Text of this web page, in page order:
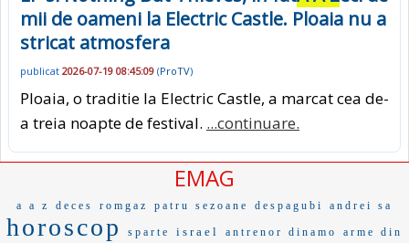
mii de oameni la Electric Castle. Ploaia nu a
stricat atmosfera
publicat 2026-07-19 08:45:09 (ProTV)
Ploaia, o traditie la Electric Castle, a marcat cea de-
a treia noapte de festival. ...continuare.
EMAG
a a z deces romgaz patru sezoane despagubi andrei sa
horoscop sparte israel antrenor dinamo
arme din